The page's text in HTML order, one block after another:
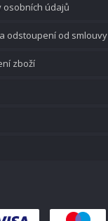
osobních údajů
odstoupení od smlouvy
zboží